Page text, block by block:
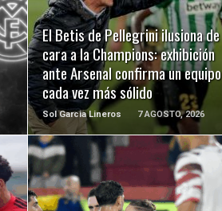
El Betis de Pellegrini ilusiona de
cara a la Champions: exhibición
ante Arsenal confirma un equipo
cada vez más sólido
Sol Garcia Lineros 7 AGOSTO, 2026
LEER MÁS